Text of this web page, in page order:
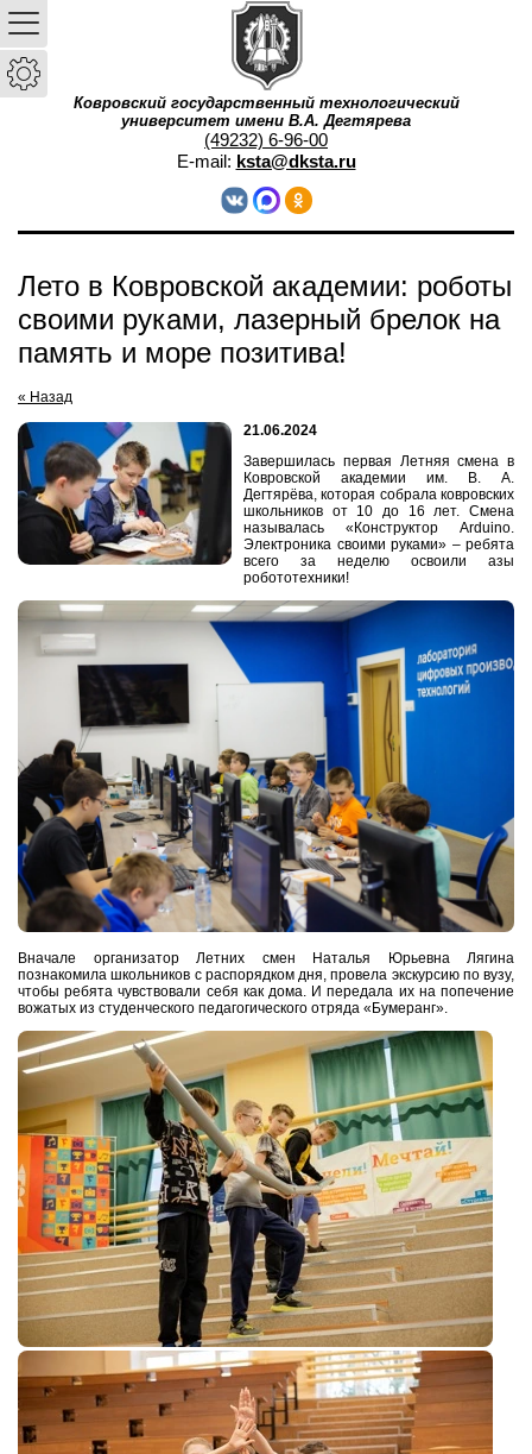
Ковровский государственный технологический
университет имени В.А. Дегтярева
(49232) 6-96-00
E-mail: ksta@dksta.ru
Лето в Ковровской академии: роботы
своими руками, лазерный брелок на
память и море позитива!
« Назад
21.06.2024
Завершилась первая Летняя смена в
Ковровской академии им. В. А.
Дегтярёва,которая собрала ковровских
школьников от 10 до 16 лет. Смена
называлась « Конструктор Arduino.
Электроника своими руками» – ребята
всего за неделю освоили азы
робототехники!
Вначале организатор Летних смен Наталья Юрьевна Лягина
познакомила школьников с распорядком дня, провела экскурсию по вузу,
чтобы ребята чувствовали себя как дома. И передала их на попечение
вожатых из студенческого педагогического отряда «Бумеранг».